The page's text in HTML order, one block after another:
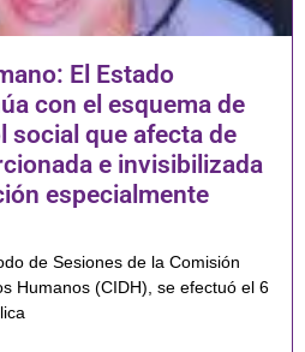
El Estado
con el esquema de
social que afecta de
e invisibilizada
especialmente
de Sesiones de la Comisión
Humanos (CIDH), se efectuó el 6